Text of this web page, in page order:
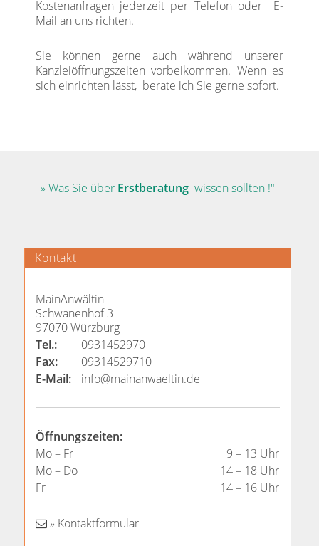
Kostenanfragen jederzeit per Telefon oder E-
Mail an uns richten.
Sie können gerne auch während unserer
Kanzleiöffnungszeiten vorbeikommen. Wenn es
sich einrichten lässt, berate ich Sie gerne sofort.
» Was Sie über Erstberatungwissen sollten !"
Kontakt
MainAnwältin
Schwanenhof 3
97070 Würzburg
Tel.:
0931452970
Fax:
09314529710
E-Mail:
info@mainanwaeltin.de
Öffnungszeiten:
Mo – Fr
9 – 13 Uhr
Mo – Do
14 – 18 Uhr
Fr
14 – 16 Uhr
» Kontaktformular